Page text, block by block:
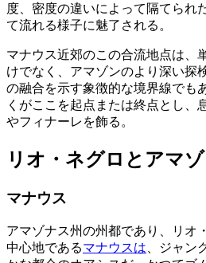
度、密度の違いによって隔てられ
て流れる様子に魅了される。
マナウス近郊のこの合流地点は、
けでなく、アマゾンのより深い探
の融合を示す象徴的な境界線でも
くがここを起点または終点とし、
やフィナーレを飾る。
リオ・ネグロとアマ
マナウス
アマゾナス州の州都であり、リオ
中心地であるマナウスは 、ジャン